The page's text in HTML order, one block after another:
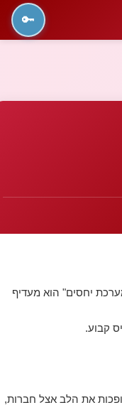
🔑
יחסים" הוא מעדיף
קבוע.
את הלב אצל חברות,